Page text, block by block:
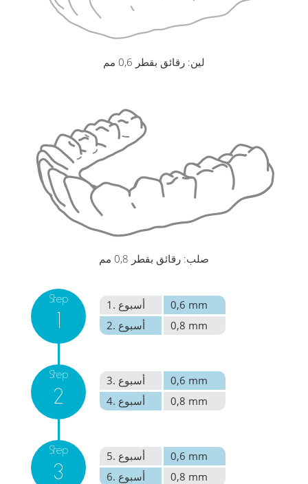
لين: رقائق بقطر 0,6 مم
صلب: رقائق بقطر 0,8 مم
Step
1
1. أسبوع
0,6 mm
2. أسبوع
0,8 mm
Step
2
3. أسبوع
0,6 mm
4. أسبوع
0,8 mm
Step
3
5. أسبوع
0,6 mm
6. أسبوع
0,8 mm